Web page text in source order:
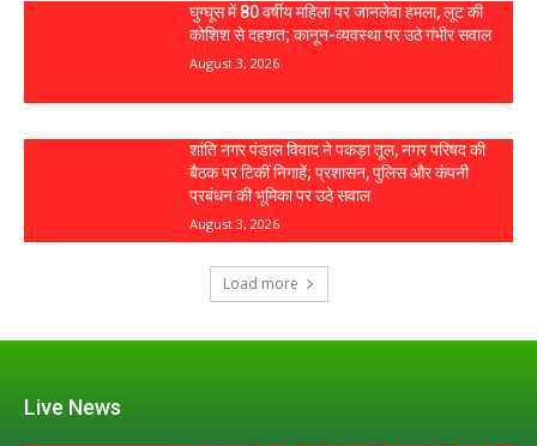
घुग्घूस में 80 वर्षीय महिला पर जानलेवा हमला, लूट की
कोशिश से दहशत; कानून-व्यवस्था पर उठे गंभीर सवाल
August 3, 2026
शांति नगर पंडाल विवाद ने पकड़ा तूल, नगर परिषद की
बैठक पर टिकीं निगाहें; प्रशासन, पुलिस और कंपनी
प्रबंधन की भूमिका पर उठे सवाल
August 3, 2026
Load more
Live News